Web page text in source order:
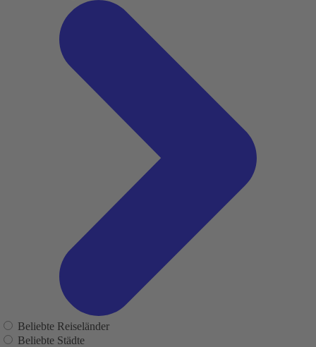
Beliebte Reiseländer
Beliebte Städte